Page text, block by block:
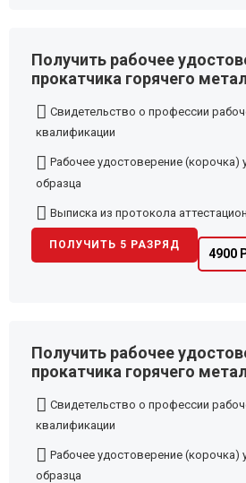
Получить рабочее
прокатчика горячего
Свидетельство о профессии
квалификации
Рабочее удостоверение (корочка)
образца
Выписка из протокола
4900
ПОЛУЧИТЬ 5 РАЗРЯД
Получить рабочее
прокатчика горячего
Свидетельство о профессии
квалификации
Рабочее удостоверение (корочка)
образца